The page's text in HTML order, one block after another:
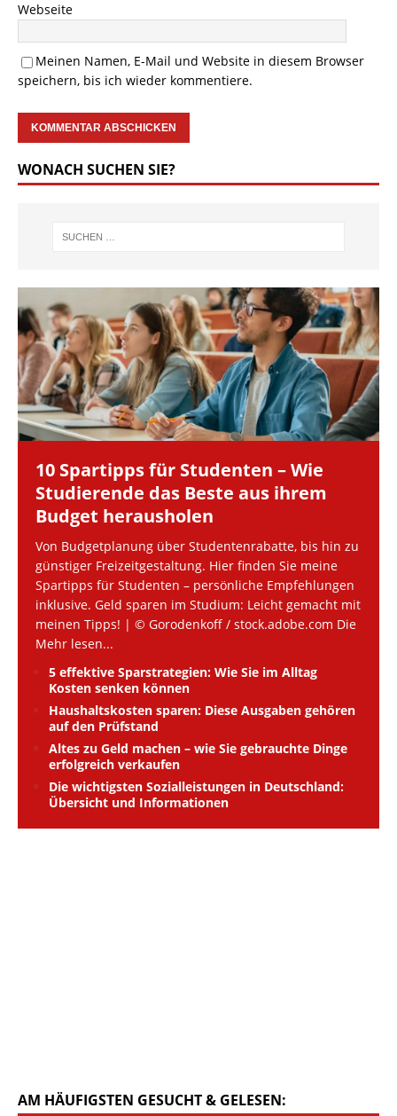
Webseite
Meinen Namen, E-Mail und Website in diesem Browser
speichern, bis ich wieder kommentiere.
WONACH SUCHEN SIE?
10 Spartipps für Studenten – Wie
Studierende das Beste aus ihrem
Budget herausholen
Von Budgetplanung über Studentenrabatte, bis hin zu
günstiger Freizeitgestaltung. Hier finden Sie meine
Spartipps für Studenten – persönliche Empfehlungen
inklusive. Geld sparen im Studium: Leicht gemacht mit
meinen Tipps! | © Gorodenkoff / stock.adobe.com Die
Mehr lesen...
5 effektive Sparstrategien: Wie Sie im Alltag
Kosten senken können
Haushaltskosten sparen: Diese Ausgaben gehören
auf den Prüfstand
Altes zu Geld machen – wie Sie gebrauchte Dinge
erfolgreich verkaufen
Die wichtigsten Sozialleistungen in Deutschland:
Übersicht und Informationen
AM HÄUFIGSTEN GESUCHT & GELESEN: